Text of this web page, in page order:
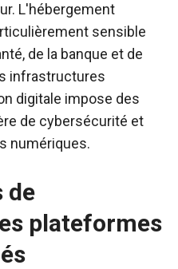
L'hébergement
sensible
de la banque et de
infrastructures
digitale impose des
de cybersécurité et
numériques.
de
plateformes